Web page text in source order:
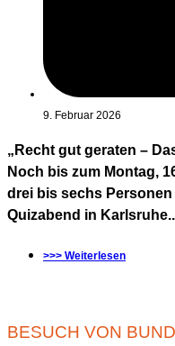
9. Februar 2026
„Recht gut geraten –
Noch bis zum Montag,
drei bis sechs
Quizabend in
>>> Weiterlesen
BESUCH VON